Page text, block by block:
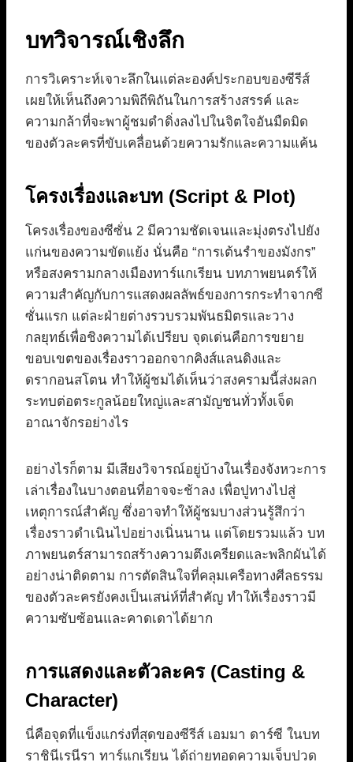
บทวิจารณ์เชิงลึก
การวิเคราะห์เจาะลึกในแต่ละองค์ประกอบของซีรีส์
เผยให้เห็นถึงความพิถีพิถันในการสร้างสรรค์ และ
ความกล้าที่จะพาผู้ชมดำดิ่งลงไปในจิตใจอันมืดมิด
ของตัวละครที่ขับเคลื่อนด้วยความรักและความแค้น
โครงเรื่องและบท (Script & Plot)
โครงเรื่องของซีซั่น 2 มีความชัดเจนและมุ่งตรงไปยัง
แก่นของความขัดแย้ง นั่นคือ “การเต้นรำของมังกร”
หรือสงครามกลางเมืองทาร์แกเรียน บทภาพยนตร์ให้
ความสำคัญกับการแสดงผลลัพธ์ของการกระทำจากซี
ซั่นแรก แต่ละฝ่ายต่างรวบรวมพันธมิตรและวาง
กลยุทธ์เพื่อชิงความได้เปรียบ จุดเด่นคือการขยาย
ขอบเขตของเรื่องราวออกจากคิงส์แลนดิงและ
ดรากอนสโตน ทำให้ผู้ชมได้เห็นว่าสงครามนี้ส่งผลก
ระทบต่อตระกูลน้อยใหญ่และสามัญชนทั่วทั้งเจ็ด
อาณาจักรอย่างไร
อย่างไรก็ตาม มีเสียงวิจารณ์อยู่บ้างในเรื่องจังหวะการ
เล่าเรื่องในบางตอนที่อาจจะช้าลง เพื่อปูทางไปสู่
เหตุการณ์สำคัญ ซึ่งอาจทำให้ผู้ชมบางส่วนรู้สึกว่า
เรื่องราวดำเนินไปอย่างเนิ่นนาน แต่โดยรวมแล้ว บท
ภาพยนตร์สามารถสร้างความตึงเครียดและพลิกผันได้
อย่างน่าติดตาม การตัดสินใจที่คลุมเครือทางศีลธรรม
ของตัวละครยังคงเป็นเสน่ห์ที่สำคัญ ทำให้เรื่องราวมี
ความซับซ้อนและคาดเดาได้ยาก
การแสดงและตัวละคร (Casting &
Character)
นี่คือจุดที่แข็งแกร่งที่สุดของซีรีส์ เอมมา ดาร์ซี ในบท
ราชินีเรนีรา ทาร์แกเรียน ได้ถ่ายทอดความเจ็บปวด